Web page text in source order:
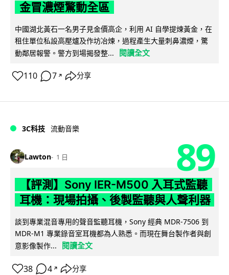
金冒濃煙驚動全區
中國湖北黃石一名男子見金價高企，利用 AI 自學提煉黃金，在
租住單位私設高壓爐及作坊冶煉，過程產生大量刺鼻濃煙，驚
動鄰居報警。警方到場揭發整...
閱讀全文
110 7 ↗ 分享
3C科技 流動音樂
Lawton 1 日 89
【評測】Sony IER-M500 入耳式監聽
耳機：現場拍攝、後製監聽與人聲利器
談到專業混音專用的聲音監聽耳機，Sony 經典 MDR-7506 到
MDR-M1 專業錄音室耳機都為人熟悉。而現在舞台製作者與創
意影像製作...
閱讀全文
38 4 ↗ 分享